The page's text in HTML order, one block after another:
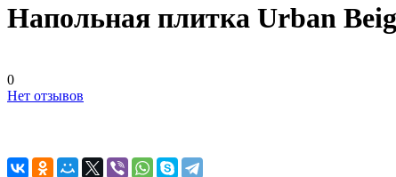
Напольная плитка Urban
0
Нет отзывов